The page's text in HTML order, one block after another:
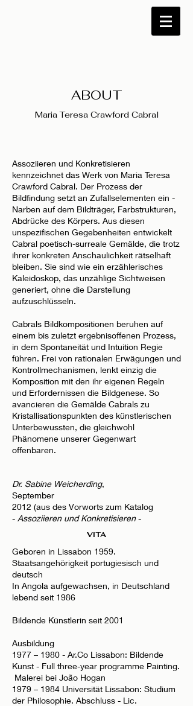
ABOUT
Maria Teresa Crawford Cabral
Assoziieren und Konkretisieren
kennzeichnet das Werk von Maria Teresa
Crawford Cabral. Der Prozess der
Bildfindung setzt an Zufallselementen ein -
Narben auf dem Bildträger, Farbstrukturen,
Abdrücke des Körpers. Aus diesen
unspezifischen Gegebenheiten entwickelt
Cabral poetisch-surreale Gemälde, die trotz
ihrer konkreten Anschaulichkeit rätselhaft
bleiben. Sie sind wie ein erzählerisches
Kaleidoskop, das unzählige Sichtweisen
generiert, ohne die Darstellung
aufzuschlüsseln.
Cabrals Bildkompositionen beruhen auf
einem bis zuletzt ergebnisoffenen Prozess,
in dem Spontaneität und Intuition Regie
führen. Frei von rationalen Erwägungen und
Kontrollmechanismen, lenkt einzig die
Komposition mit den ihr eigenen Regeln
und Erfordernissen die Bildgenese. So
avancieren die Gemälde Cabrals zu
Kristallisationspunkten des künstlerischen
Unterbewussten, die gleichwohl
Phänomene unserer Gegenwart
offenbaren.
Dr. Sabine Weicherding,
September
2012 (aus des Vorworts zum Katalog
- Assoziieren und Konkretisieren-
VITA
Geboren in Lissabon 1959.
Staatsangehörigkeit portugiesisch und
deutsch
In Angola aufgewachsen, in Deutschland
lebend seit 1986
Bildende Künstlerin seit 2001
Ausbildung
1977 – 1980 - Ar.Co Lissabon: Bildende
Kunst - Full three-year programme Painting.
Malerei bei João Hogan
1979 – 1984 Universität Lissabon: Studium
der Philosophie. Abschluss - Lic.